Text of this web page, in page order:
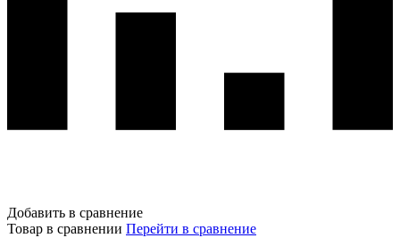
Добавить в сравнение
Товар в сравнении Перейти в сравнение